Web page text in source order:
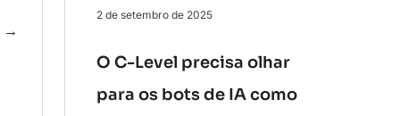
→
2 de setembro de 2025
O C-Level precisa olhar
para os bots de IA como